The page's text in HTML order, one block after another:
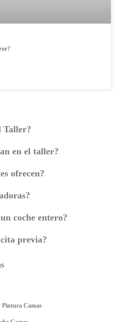
Taller?
en el taller?
ofrecen?
coche entero?
previa?
Pintura Camas